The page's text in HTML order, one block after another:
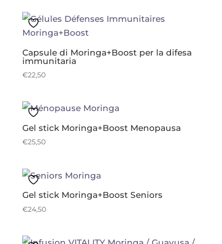
Capsule di Moringa+Boost per la difesa
immunitaria
€22,50
Gel stick Moringa+Boost Menopausa
€25,50
Gel stick Moringa+Boost Seniors
€24,50